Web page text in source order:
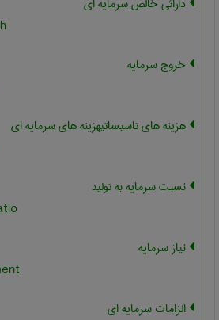
خروج سرمایه
هزینه های تاسیساتیهزینه های سرمایه ای
نسبت سرمایه به تولید
نیاز سرمایه
الزامات سرمایه ای